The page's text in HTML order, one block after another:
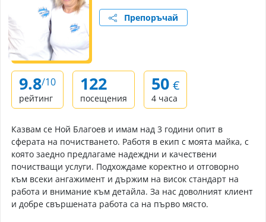
Препоръчай
9.8/10
рейтинг
122
посещения
50 €
4 часа
Казвам се Ной Благоев и имам над 3 години опит в
сферата на почистването. Работя в екип с моята майка, с
която заедно предлагаме надеждни и качествени
почистващи услуги. Подхождаме коректно и отговорно
към всеки ангажимент и държим на висок стандарт на
работа и внимание към детайла. За нас доволният клиент
и добре свършената работа са на първо място.